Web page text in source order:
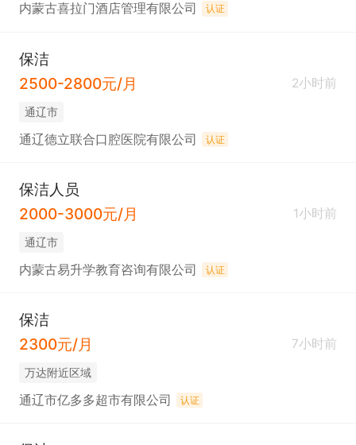
内蒙古喜拉门酒店管理有限公司 认证
保洁
2500-2800元/月
2小时前
通辽市
通辽德立联合口腔医院有限公司 认证
保洁人员
2000-3000元/月
1小时前
通辽市
内蒙古易升学教育咨询有限公司 认证
保洁
2300元/月
7小时前
万达附近区域
通辽市亿多多超市有限公司 认证